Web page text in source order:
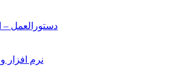
دستورالعمل –
نرم افزار